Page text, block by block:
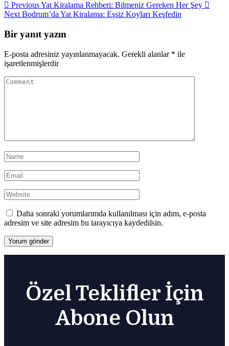
PreviousYat Kiralama Rehberi: Bilmeniz Gereken Her Şey
Next Bodrum’da Yat Kiralama: Eşsiz Koyları Keşfedin
Bir yanıt yazın
E-posta adresiniz yayınlanmayacak. Gerekli alanlar * ile
işaretlenmişlerdir
Daha sonraki yorumlarımda kullanılması için adım, e-posta
adresim ve site adresim bu tarayıcıya kaydedilsin.
Özel Teklifler İçin
Abone Olun